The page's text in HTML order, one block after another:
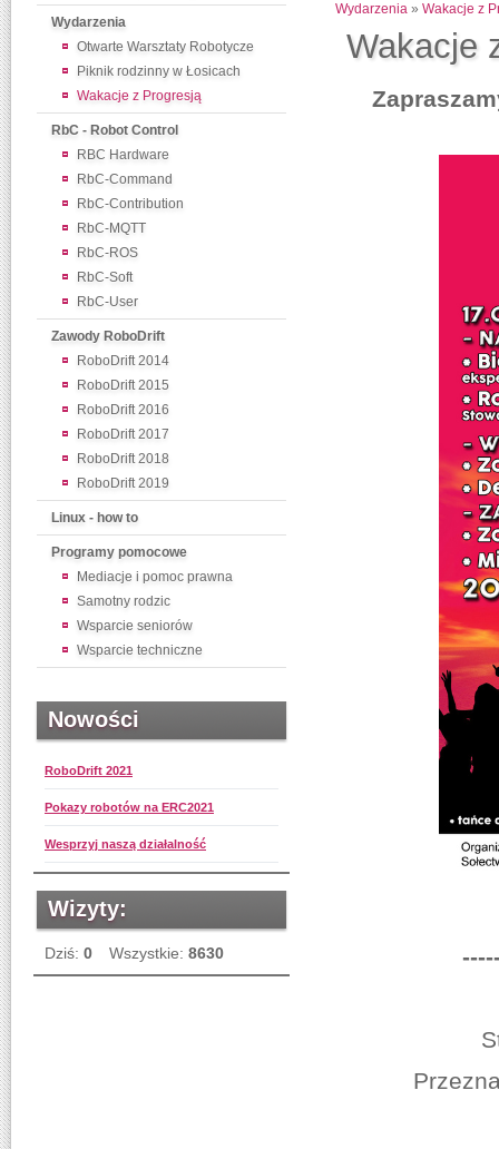
Wydarzenia
Otwarte Warsztaty Robotycze
Piknik rodzinny w Łosicach
Wakacje z Progresją
RbC - Robot Control
RBC Hardware
RbC-Command
RbC-Contribution
RbC-MQTT
RbC-ROS
RbC-Soft
RbC-User
Zawody RoboDrift
RoboDrift 2014
RoboDrift 2015
RoboDrift 2016
RoboDrift 2017
RoboDrift 2018
RoboDrift 2019
Linux - how to
Programy pomocowe
Mediacje i pomoc prawna
Samotny rodzic
Wsparcie seniorów
Wsparcie techniczne
Nowości
RoboDrift 2021
Pokazy robotów na ERC2021
Wesprzyj naszą działalność
Wizyty:
Dziś: 0 Wszystkie: 8630
Wakacje
Wydarzenia» Wakacje z